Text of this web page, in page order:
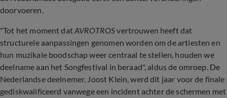
doorvoeren.
"Tot het moment datAVROTROSvertrouwen heeft dat
structurele aanpassingen genomen worden om de artiesten en
hun muzikale boodschap weer centraal te stellen, houden we
deelname aan het Songfestival in beraad", aldus de omroep. De
Nederlandse deelnemer, Joost Klein, werd dit jaar voor de finale
gediskwalificeerd vanwege een incident achter de schermen met